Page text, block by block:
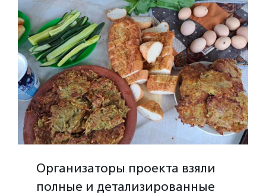
Организаторы проекта взяли
полные и детализированные